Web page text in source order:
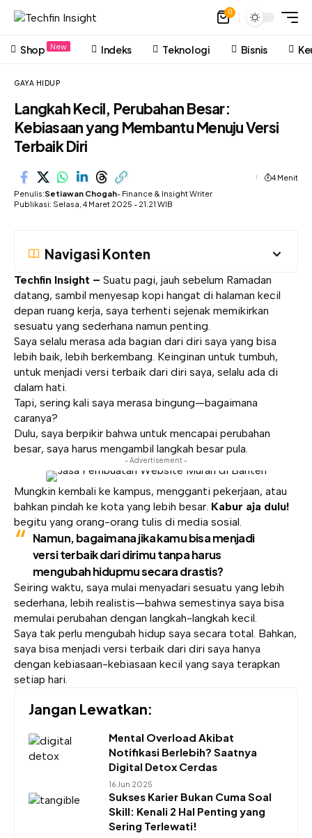
0
Shop New Indeks Teknologi Bisnis
GAYA HIDUP
Langkah Kecil, Perubahan Besar:
Kebiasaan yang Membantu Menuju Versi
Terbaik Diri
Penulis:Setiawan Chogah- Finance & Insight Writer
Publikasi: Selasa, 4 Maret 2025 - 21.21 WIB
4 Menit
Navigasi Konten
Techfin Insight – Suatu pagi, jauh sebelum Ramadan
datang, sambil menyesap kopi hangat di halaman kecil
depan ruang kerja, saya terhenti sejenak memikirkan
sesuatu yang sederhana namun penting.
Saya selalu merasa ada bagian dari diri saya yang bisa
lebih baik, lebih berkembang. Keinginan untuk tumbuh,
untuk menjadi versi terbaik dari diri saya, selalu ada di
dalam hati.
Tapi, sering kali saya merasa bingung—bagaimana
caranya?
Dulu, saya berpikir bahwa untuk mencapai perubahan
besar, saya harus mengambil langkah besar pula.
- Advertisement -
Mungkin kembali ke kampus, mengganti pekerjaan, atau
bahkan pindah ke kota yang lebih besar. Kabur aja dulu!
begitu yang orang-orang tulis di media sosial.
Namun, bagaimana jika kamu bisa menjadi
versi terbaik dari dirimu tanpa harus
mengubah hidupmu secara drastis?
Seiring waktu, saya mulai menyadari sesuatu yang lebih
sederhana, lebih realistis—bahwa semestinya saya bisa
memulai perubahan dengan langkah-langkah kecil.
Saya tak perlu mengubah hidup saya secara total. Bahkan,
saya bisa menjadi versi terbaik dari diri saya hanya
dengan kebiasaan-kebiasaan kecil yang saya terapkan
setiap hari.
Jangan Lewatkan:
Mental Overload Akibat
Notifikasi Berlebih? Saatnya
Digital Detox Cerdas
16 Jun 2025
Sukses Karier Bukan Cuma Soal
Skill: Kenali 2 Hal Penting yang
Sering Terlewati!